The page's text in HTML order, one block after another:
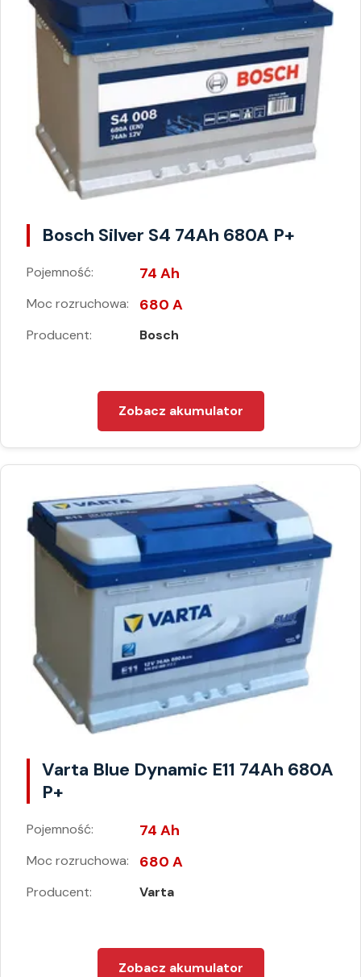
Bosch Silver S4 74Ah 680A P+
Pojemność: 74 Ah
Moc rozruchowa: 680 A
Producent: Bosch
Zobacz akumulator
Varta Blue Dynamic E11 74Ah 680A
P+
Pojemność: 74 Ah
Moc rozruchowa: 680 A
Producent: Varta
Zobacz akumulator